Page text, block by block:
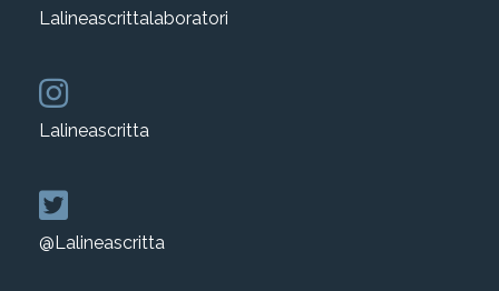
Lalineascrittalaboratori
Lalineascritta
@Lalineascritta